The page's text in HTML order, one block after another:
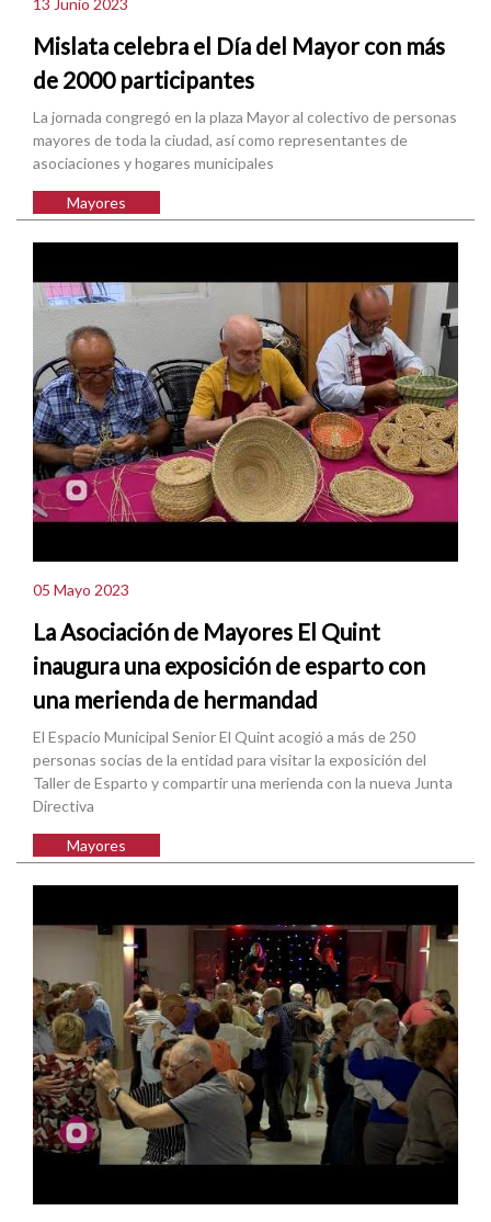
13 Junio 2023
Mislata celebra el Día del Mayor con más
de 2000 participantes
La jornada congregó en la plaza Mayor al colectivo de personas
mayores de toda la ciudad, así como representantes de
asociaciones y hogares municipales
Mayores
05 Mayo 2023
La Asociación de Mayores El Quint
inaugura una exposición de esparto con
una merienda de hermandad
El Espacio Municipal Senior El Quint acogió a más de 250
personas socias de la entidad para visitar la exposición del
Taller de Esparto y compartir una merienda con la nueva Junta
Directiva
Mayores